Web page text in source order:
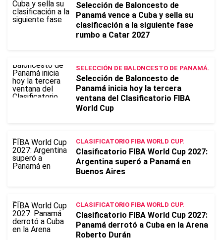
Selección de Baloncesto de
Panamá vence a Cuba y sella su
clasificación a la siguiente fase
rumbo a Catar 2027
SELECCIÓN DE BALONCESTO DE PANAMÁ.
Selección de Baloncesto de
Panamá inicia hoy la tercera
ventana del Clasificatorio FIBA
World Cup
CLASIFICATORIO FIBA WORLD CUP.
Clasificatorio FIBA World Cup 2027:
Argentina superó a Panamá en
Buenos Aires
CLASIFICATORIO FIBA WORLD CUP.
Clasificatorio FIBA World Cup 2027:
Panamá derrotó a Cuba en la Arena
Roberto Durán